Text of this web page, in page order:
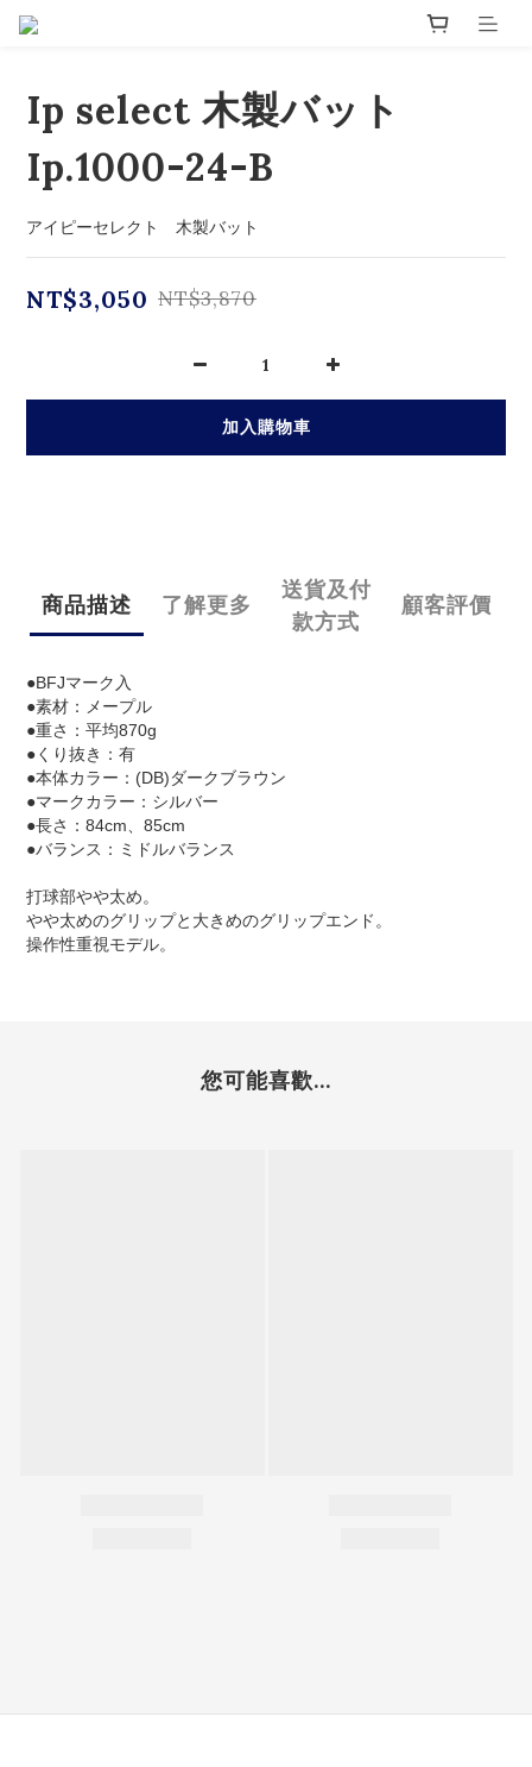
Ip select 木製バット
Ip.1000-24-B
アイピーセレクト　木製バット
NT$3,050 NT$3,870
加入購物車
商品描述 了解更多
送貨及付
款方式
顧客評價
●BFJマーク入
●素材：メープル
●重さ：平均870g
●くり抜き：有
●本体カラー：(DB)ダークブラウン
●マークカラー：シルバー
●長さ：84cm、85cm
●バランス：ミドルバランス
打球部やや太め。
やや太めのグリップと大きめのグリップエンド。
操作性重視モデル。
您可能喜歡...